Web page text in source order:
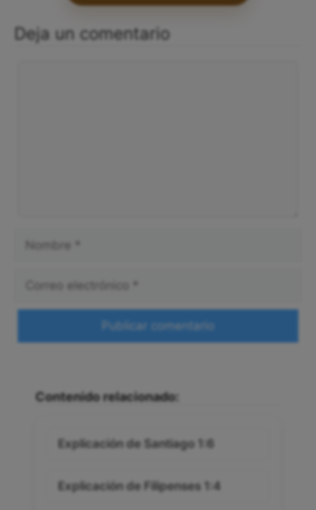
Deja un comentario
Contenido relacionado:
Explicación de Santiago 1:6
Explicación de Filipenses 1:4